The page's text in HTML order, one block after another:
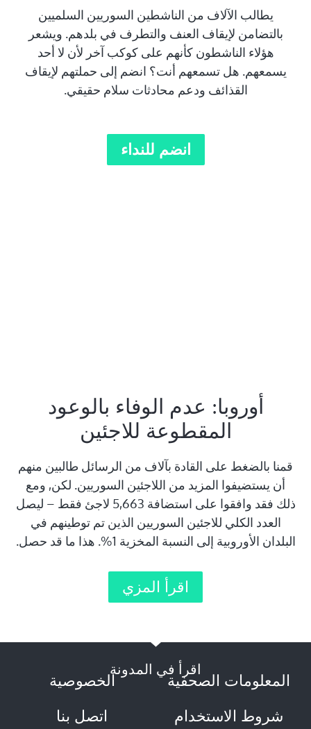
يطالب الآلاف من الناشطين السوريين السلميين
بالتضامن لإيقاف العنف والتطرف في بلدهم. ويشعر
هؤلاء الناشطون كأنهم على كوكب آخر لأن لا أحد
يسمعهم. هل تسمعهم أنت؟ انضم إلى حملتهم لإيقاف
القذائف ودعم محادثات سلام حقيقي.
انضم للنداء
أوروبا: عدم الوفاء بالوعود
المقطوعة للاجئين
قمنا بالضغط على القادة بآلاف من الرسائل طالبين منهم
أن يستضيفوا المزيد من اللاجئين السوريين. لكن, ومع
ذلك فقد وافقوا على استضافة 5,663 لاجئ فقط – ليصل
العدد الكلي للاجئين السوريين الذين تم توطينهم في
البلدان الأوروبية إلى النسبة المخزية 1%. هذا ما قد حصل.
اقرأ المزي
اقرأ في المدونة
المعلومات الصحفية الخصوصية
شروط الاستخدام اتصل بنا